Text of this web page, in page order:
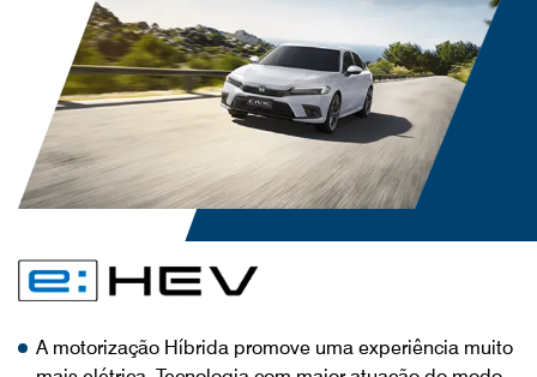
A motorização Híbrida promove uma experiência muito